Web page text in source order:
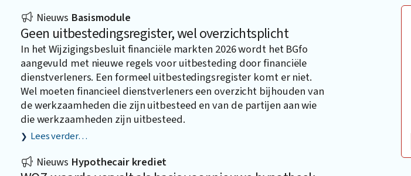
Nieuws Basismodule
Geen uitbestedingsregister, wel overzichtsplicht
In het Wijzigingsbesluit financiële markten 2026 wordt het BGfo
aangevuld met nieuwe regels voor uitbesteding door financiële
dienstverleners. Een formeel uitbestedingsregister komt er niet.
Wel moeten financieel dienstverleners een overzicht bijhouden van
de werkzaamheden die zijn uitbesteed en van de partijen aan wie
die werkzaamheden zijn uitbesteed.
Lees verder…
Nieuws Hypothecair krediet